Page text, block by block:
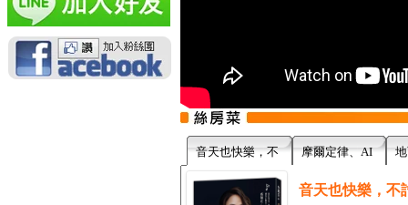
音天也快樂，不 摩爾定律、AI
音天也快樂，不